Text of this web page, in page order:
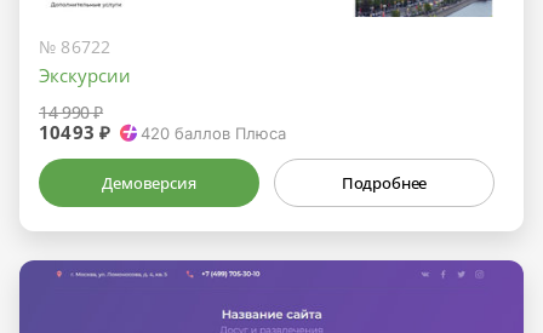
№ 86722
Экскурсии
14 990 ₽
10493 ₽ 420 баллов Плюса
Демоверсия Подробнее